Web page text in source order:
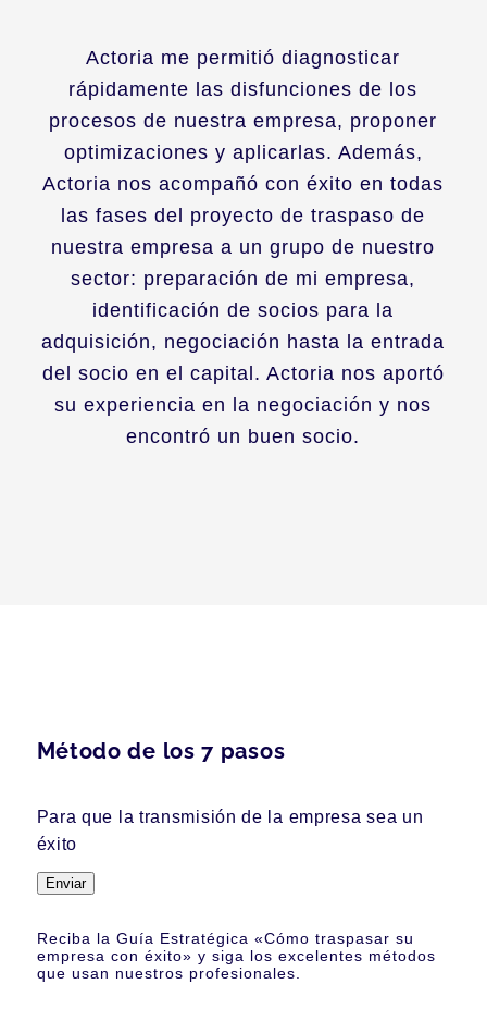
Actoria me permitió diagnosticar
rápidamente las disfunciones de los
procesos de nuestra empresa, proponer
optimizaciones y aplicarlas. Además,
Actoria nos acompañó con éxito en todas
las fases del proyecto de traspaso de
nuestra empresa a un grupo de nuestro
sector: preparación de mi empresa,
identificación de socios para la
adquisición, negociación hasta la entrada
del socio en el capital. Actoria nos aportó
su experiencia en la negociación y nos
encontró un buen socio.
Método de los 7 pasos
Para que la transmisión de la empresa sea un
éxito
Enviar
Reciba la Guía Estratégica «Cómo traspasar su
empresa con éxito» y siga los excelentes métodos
que usan nuestros profesionales.